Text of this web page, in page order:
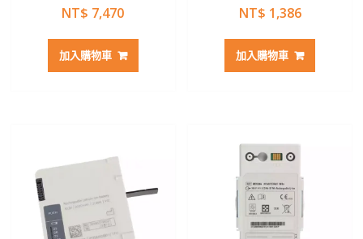
NT$ 7,470
加入購物車
NT$ 1,386
加入購物車